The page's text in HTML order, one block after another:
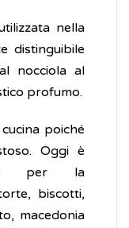
nella
distinguibile
nocciola al
profumo.
poiché
Oggi è
per la
biscotti,
macedonia